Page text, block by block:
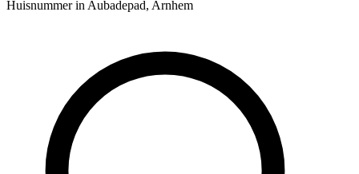
Huisnummer in Aubadepad, Arnhem